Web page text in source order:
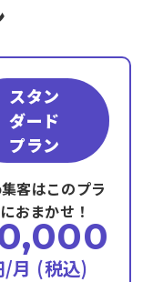
スタン
ダード
プラン
客はこのプラ
おまかせ！
/月 (税込)